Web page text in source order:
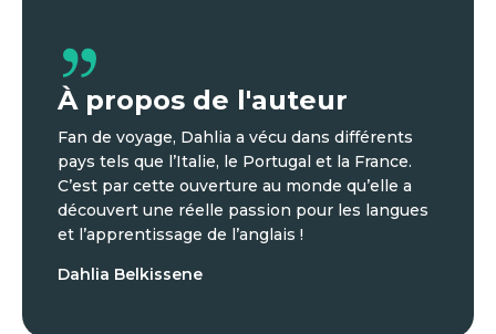
À propos de l'auteur
Fan de voyage, Dahlia a vécu dans différents
pays tels que l’Italie, le Portugal et la France.
C’est par cette ouverture au monde qu’elle a
découvert une réelle passion pour les langues
et l’apprentissage de l’anglais !
Dahlia Belkissene